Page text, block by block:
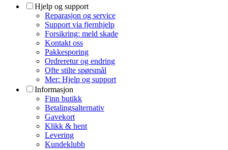
Hjelp og support
Reparasjon og service
Support via fjernhjelp
Forsikring: meld skade
Kontakt oss
Pakkesporing
Ordreretur og endring
Ofte stilte spørsmål
Mer: Hjelp og support
Informasjon
Finn butikk
Betalingsalternativ
Gavekort
Klikk & hent
Levering
Kundeklubb